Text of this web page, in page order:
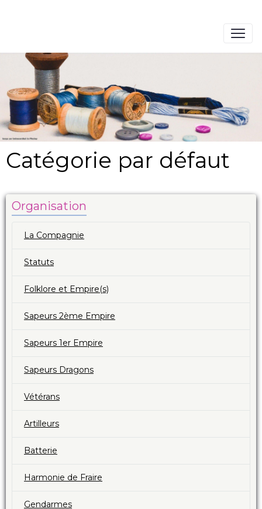
Catégorie par défaut
Organisation
La Compagnie
Statuts
Folklore et Empire(s)
Sapeurs 2ème Empire
Sapeurs 1er Empire
Sapeurs Dragons
Vétérans
Artilleurs
Batterie
Harmonie de Fraire
Gendarmes